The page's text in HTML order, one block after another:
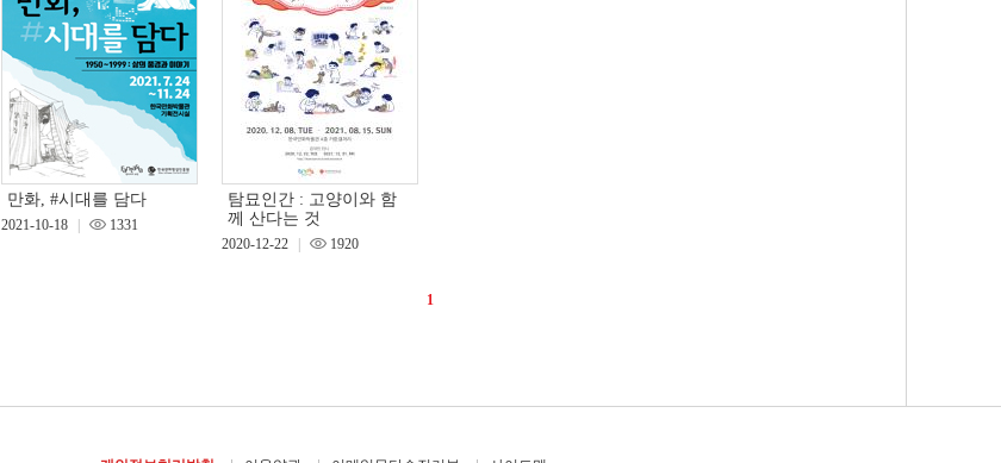
만화, #시대를 담다
2021-10-18 1331
탐묘인간 : 고양이와 함
께 산다는 것
2020-12-22 1920
1